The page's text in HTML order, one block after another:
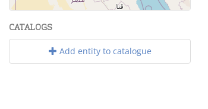
Leaflet| Maps and Data © OpenStreetMap
CATALOGS
Add entity to catalogue